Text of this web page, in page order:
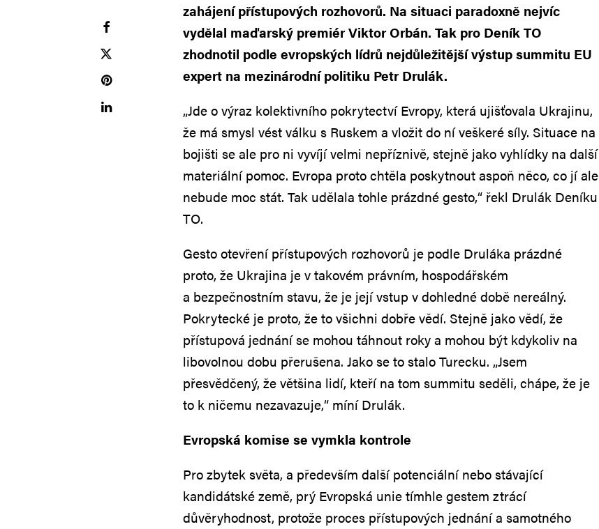
zahájení přístupových rozhovorů. Na situaci paradoxně nejvíc
vydělal maďarský premiér Viktor Orbán. Tak pro Deník TO
zhodnotil podle evropských lídrů nejdůležitější výstup summitu EU
expert na mezinárodní politiku Petr Drulák.
„Jde o výraz kolektivního pokrytectví Evropy, která ujišťovala Ukrajinu,
že má smysl vést válku s Ruskem a vložit do ní veškeré síly. Situace na
bojišti se ale pro ni vyvíjí velmi nepříznivě, stejně jako vyhlídky na další
materiální pomoc. Evropa proto chtěla poskytnout aspoň něco, co jí ale
nebude moc stát. Tak udělala tohle prázdné gesto,“ řekl Drulák Deníku
TO.
Gesto otevření přístupových rozhovorů je podle Druláka prázdné
proto, že Ukrajina je v takovém právním, hospodářském
a bezpečnostním stavu, že je její vstup v dohledné době nereálný.
Pokrytecké je proto, že to všichni dobře vědí. Stejně jako vědí, že
přístupová jednání se mohou táhnout roky a mohou být kdykoliv na
libovolnou dobu přerušena. Jako se to stalo Turecku. „Jsem
přesvědčený, že většina lidí, kteří na tom summitu seděli, chápe, že je
to k ničemu nezavazuje,“ míní Drulák.
Evropská komise se vymkla kontrole
Pro zbytek světa, a především další potenciální nebo stávající
kandidátské země, prý Evropská unie tímhle gestem ztrácí
důvěryhodnost, protože proces přístupových jednání a samotného